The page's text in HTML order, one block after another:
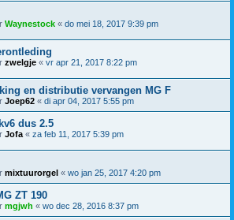
Waynestock « do mei 18, 2017 9:39 pm
zwelgje « vr apr 21, 2017 8:22 pm
en distributie vervangen MG F
Joep62 « di apr 04, 2017 5:55 pm
dus 2.5
Jofa « za feb 11, 2017 5:39 pm
mixtuurorgel « wo jan 25, 2017 4:20 pm
ZT 190
mgjwh « wo dec 28, 2016 8:37 pm